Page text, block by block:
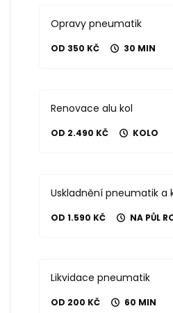
Opravy pneumatik
OD 350 KČ 30 MIN
Renovace alu kol
OD 2.490 KČ KOLO
Uskladnění pneumatik a
OD 1.590 KČ NA PŮL
Likvidace pneumatik
OD 200 KČ 60 MIN